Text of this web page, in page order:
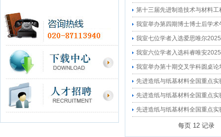
第十三届先进制造技术与材料
我室举办第四期博士博士后学术
我室七位学者入选爱思唯尔
我室六位学者入选科睿唯安
我室举办第十期交叉学科圆桌论
先进造纸与纸基材料全国重点实
先进造纸与纸基材料全国重点实
先进造纸与纸基材料全国重点
每页 12 记录